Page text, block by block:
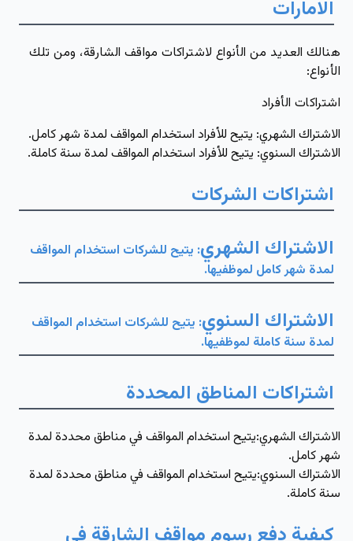
الامارات
هنالك العديد من الأنواع لاشتراكات مواقف الشارقة، ومن تلك
الأنواع:
اشتراكات الأفراد
الاشتراك الشهري: يتيح للأفراد استخدام المواقف لمدة شهر كامل.
الاشتراك السنوي: يتيح للأفراد استخدام المواقف لمدة سنة كاملة.
اشتراكات الشركات
الاشتراك الشهري: يتيح للشركات استخدام المواقف
لمدة شهر كامل لموظفيها.
الاشتراك السنوي: يتيح للشركات استخدام المواقف
لمدة سنة كاملة لموظفيها.
اشتراكات المناطق المحددة
الاشتراك الشهري:يتيح استخدام المواقف في مناطق محددة لمدة
شهر كامل.
الاشتراك السنوي:يتيح استخدام المواقف في مناطق محددة لمدة
سنة كاملة.